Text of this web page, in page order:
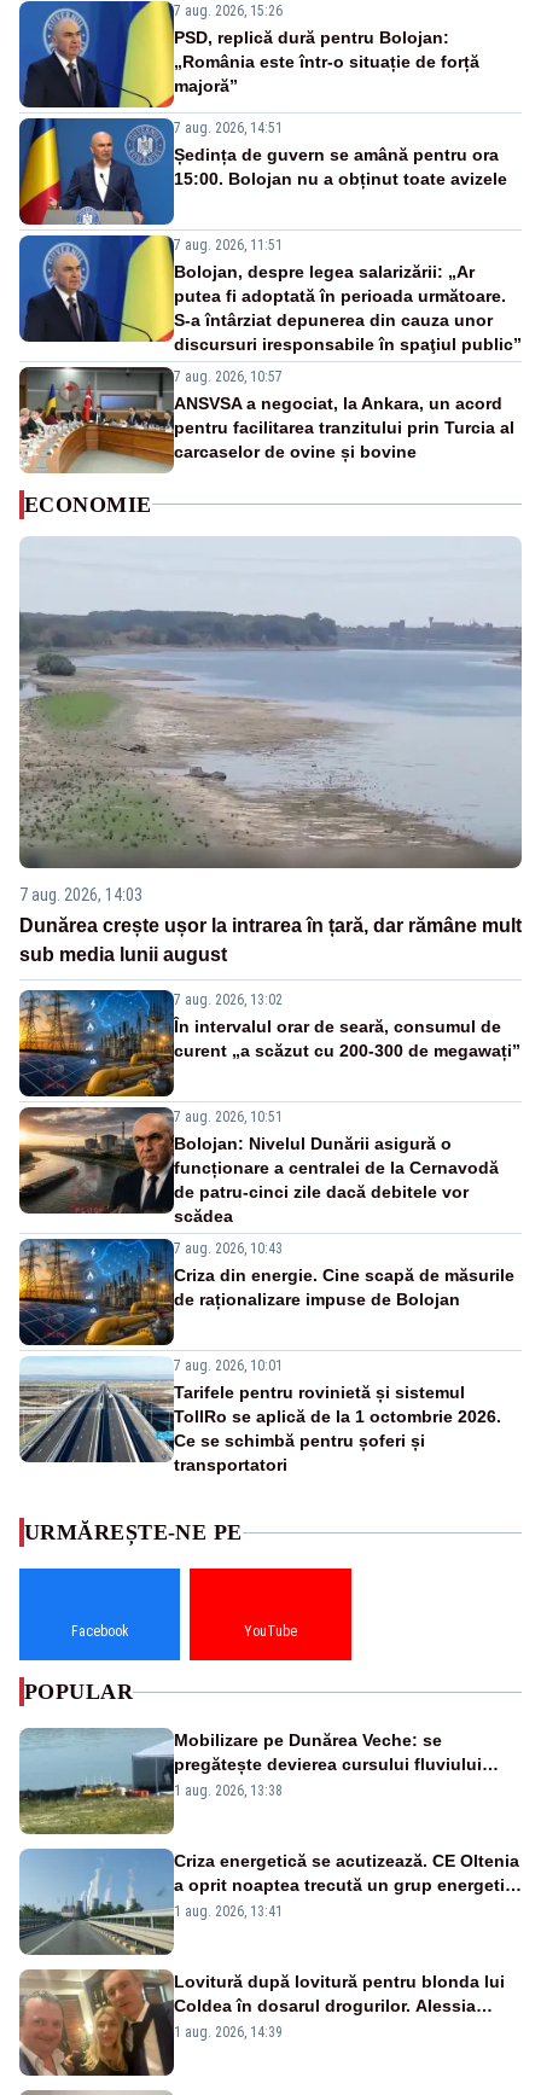
7 aug. 2026, 15:26
PSD, replică dură pentru Bolojan:
„România este într-o situație de forță
majoră”
7 aug. 2026, 14:51
Ședința de guvern se amână pentru ora
15:00. Bolojan nu a obținut toate avizele
7 aug. 2026, 11:51
Bolojan, despre legea salarizării: „Ar
putea fi adoptată în perioada următoare.
S-a întârziat depunerea din cauza unor
discursuri iresponsabile în spaţiul public”
7 aug. 2026, 10:57
ANSVSA a negociat, la Ankara, un acord
pentru facilitarea tranzitului prin Turcia al
carcaselor de ovine și bovine
ECONOMIE
7 aug. 2026, 14:03
Dunărea crește ușor la intrarea în țară, dar rămâne mult
sub media lunii august
7 aug. 2026, 13:02
În intervalul orar de seară, consumul de
curent „a scăzut cu 200-300 de megawați”
7 aug. 2026, 10:51
Bolojan: Nivelul Dunării asigură o
funcționare a centralei de la Cernavodă
de patru-cinci zile dacă debitele vor
scădea
7 aug. 2026, 10:43
Criza din energie. Cine scapă de măsurile
de raționalizare impuse de Bolojan
7 aug. 2026, 10:01
Tarifele pentru rovinietă și sistemul
TollRo se aplică de la 1 octombrie 2026.
Ce se schimbă pentru șoferi și
transportatori
URMĂREȘTE-NE PE
Facebook YouTube
POPULAR
Mobilizare pe Dunărea Veche: se
pregătește devierea cursului fluviului
către Cernavodă – VIDEO
1 aug. 2026, 13:38
Criza energetică se acutizează. CE Oltenia
a oprit noaptea trecută un grup energetic
de la Rovinari
1 aug. 2026, 13:41
Lovitură după lovitură pentru blonda lui
Coldea în dosarul drogurilor. Alessia
Păcuraru explică decizia magistraților
1 aug. 2026, 14:39